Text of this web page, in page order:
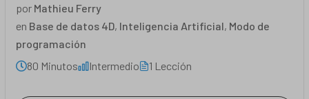
por Mathieu Ferry
en Base de datos 4D, Inteligencia Artificial, Modo de
programación
80 Minutos
Intermedio 1 Lección